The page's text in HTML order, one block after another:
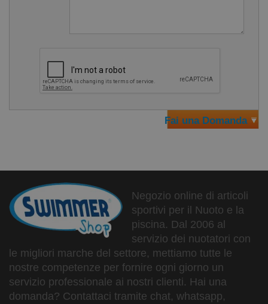
Preziosi gioielli perché preziosa è la passione di chi nuota,
di design è una delle cose più belle.
Collana in cotone e plastica riciclata da vere corsie
Misura: 55 cm
Idea regalo originale
Unisex: perfetta per nuotatrici e nuotatori
Fai una Domanda
Negozio online di articoli
sportivi per il Nuoto e la
piscina. Dal 2006 al
servizio dei nuotatori con
le migliori marche del settore, mettiamo tutte le
nostre competenze per fornire ogni giorno un
servizio professionale ai nostri clienti. Hai una
domanda? Contattaci tramite chat, whatsapp,